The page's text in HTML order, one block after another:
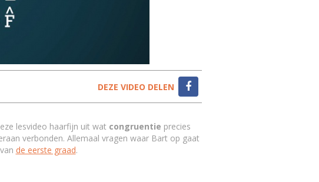
DEZE VIDEO DELEN
lesvideo haarfijn uit wat congruentie precies
verbonden. Allemaal vragen waar Bart op gaat
van de eerste graad.